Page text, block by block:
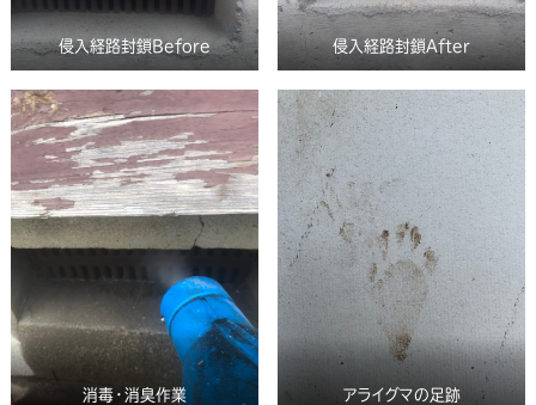
侵入経路封鎖Before 侵入経路封鎖After
消毒・消臭作業 アライグマの足跡